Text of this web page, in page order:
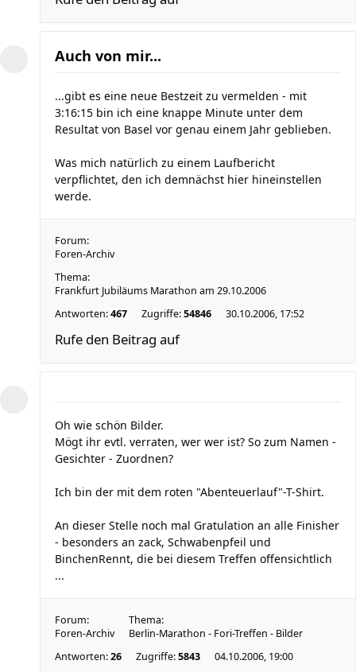
Auch von mir...
...gibt es eine neue Bestzeit zu vermelden - mit
3:16:15 bin ich eine knappe Minute unter dem
Resultat von Basel vor genau einem Jahr geblieben.
Was mich natürlich zu einem Laufbericht
verpflichtet, den ich demnächst hier hineinstellen
werde.
Forum:
Foren-Archiv
Thema:
Frankfurt Jubiläums Marathon am 29.10.2006
Antworten:467 Zugriffe:54846 30.10.2006, 17:52
Rufe den Beitrag auf
Oh wie schön Bilder.
Mögt ihr evtl. verraten, wer wer ist? So zum Namen -
Gesichter - Zuordnen?
Ich bin der mit dem roten "Abenteuerlauf"-T-Shirt.
An dieser Stelle noch mal Gratulation an alle Finisher
- besonders an zack, Schwabenpfeil und
BinchenRennt, die bei diesem Treffen offensichtlich
...
Forum:
Foren-Archiv
Thema:
Berlin-Marathon - Fori-Treffen - Bilder
Antworten:26 Zugriffe:5843 04.10.2006, 19:00